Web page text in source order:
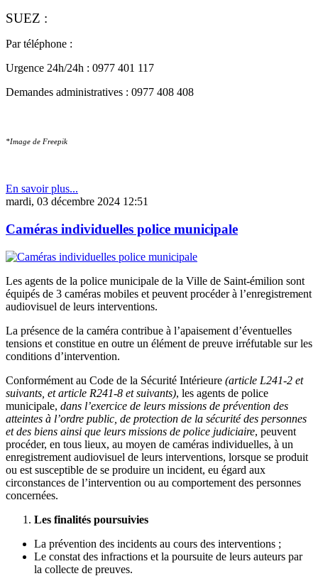
SUEZ :
Par téléphone :
Urgence 24h/24h : 0977 401 117
Demandes administratives : 0977 408 408
*Image de Freepik
En savoir plus...
mardi, 03 décembre 2024 12:51
Caméras individuelles police municipale
Les agents de la police municipale de la Ville de Saint-émilion sont
équipés de 3 caméras mobiles et peuvent procéder à l’enregistrement
audiovisuel de leurs interventions.
La présence de la caméra contribue à l’apaisement d’éventuelles
tensions et constitue en outre un élément de preuve irréfutable sur les
conditions d’intervention.
Conformément au Code de la Sécurité Intérieure (article L241-2 et
suivants, et article R241-8 et suivants), les agents de police
municipale, dans l’exercice de leurs missions de prévention des
atteintes à l’ordre public, de protection de la sécurité des personnes
et des biens ainsi que leurs missions de police judiciaire, peuvent
procéder, en tous lieux, au moyen de caméras individuelles, à un
enregistrement audiovisuel de leurs interventions, lorsque se produit
ou est susceptible de se produire un incident, eu égard aux
circonstances de l’intervention ou au comportement des personnes
concernées.
Les finalités poursuivies
La prévention des incidents au cours des interventions ;
Le constat des infractions et la poursuite de leurs auteurs par
la collecte de preuves.